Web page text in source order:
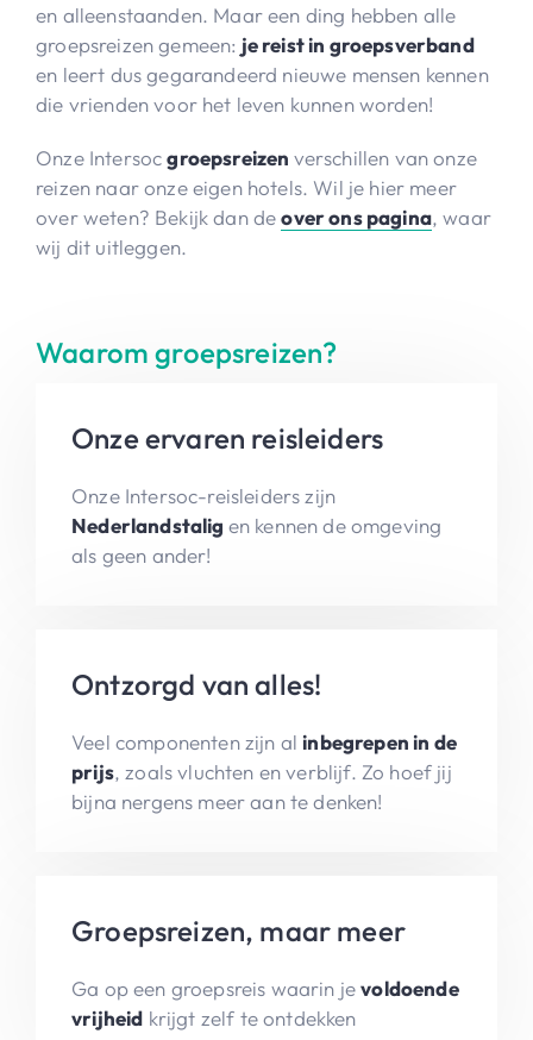
en alleenstaanden. Maar een ding hebben alle
groepsreizen gemeen: je reist in groepsverband
en leert dus gegarandeerd nieuwe mensen kennen
die vrienden voor het leven kunnen worden!
Onze Intersocgroepsreizen verschillen van onze
reizen naar onze eigen hotels. Wil je hier meer
over weten? Bekijk dan deover ons pagina, waar
wij dit uitleggen.
Waarom groepsreizen?
Onze ervaren reisleiders
Onze Intersoc-reisleiders zijn
Nederlandstalig en kennen de omgeving
als geen ander!
Ontzorgd van alles!
Veel componenten zijn al inbegrepen in de
prijs, zoals vluchten en verblijf. Zo hoef jij
bijna nergens meer aan te denken!
Groepsreizen, maar meer
Ga op een groepsreis waarin jevoldoende
vrijheid krijgt zelf te ontdekken